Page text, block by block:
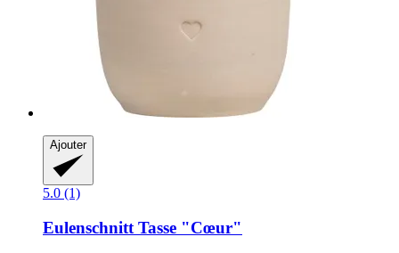
Ajouter
5.0 (1)
Eulenschnitt Tasse "Cœur"